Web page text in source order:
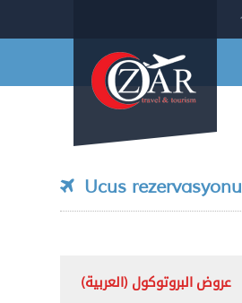
Ucus rezervasyonu
(العربية) عروض البروتوكول